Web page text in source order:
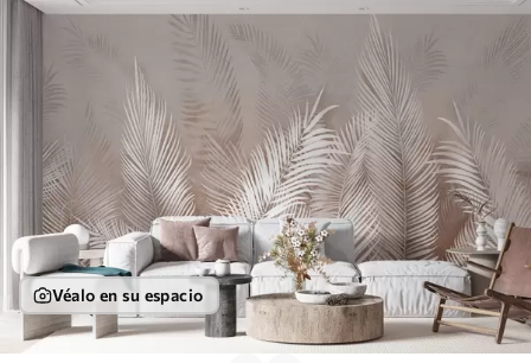
Véalo en su espacio